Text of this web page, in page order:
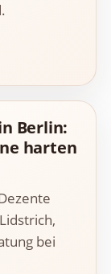
Berlin:
harten
bei